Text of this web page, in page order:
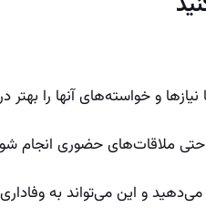
و خواسته‌های آنها را بهتر
حتی ملاقات‌های حضوری انجام
و این می‌تواند به وفاداری